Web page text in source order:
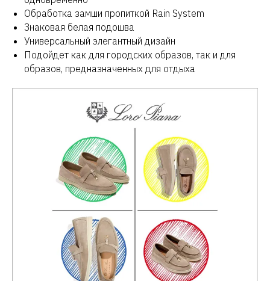
Обработка замши пропиткой Rain System
Знаковая белая подошва
Универсальный элегантный дизайн
Подойдет как для городских образов, так и для
образов, предназначенных для отдыха